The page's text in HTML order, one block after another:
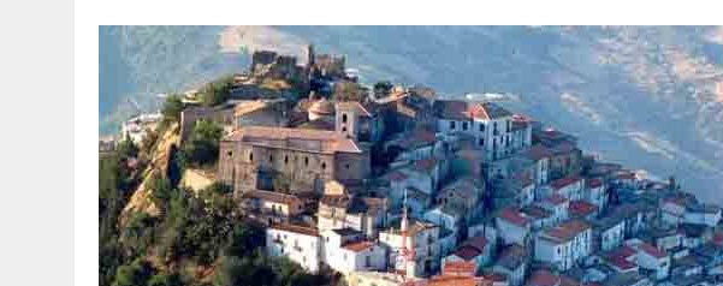
COMPLIMENTI
9 AGOSTO 2026 | MASTANTUONO SBARCA ALLA FIORENTINA: IL GIOVANE TALENTO ARGENTINO HA ORIGINI LUCANE. I DETTAGLI